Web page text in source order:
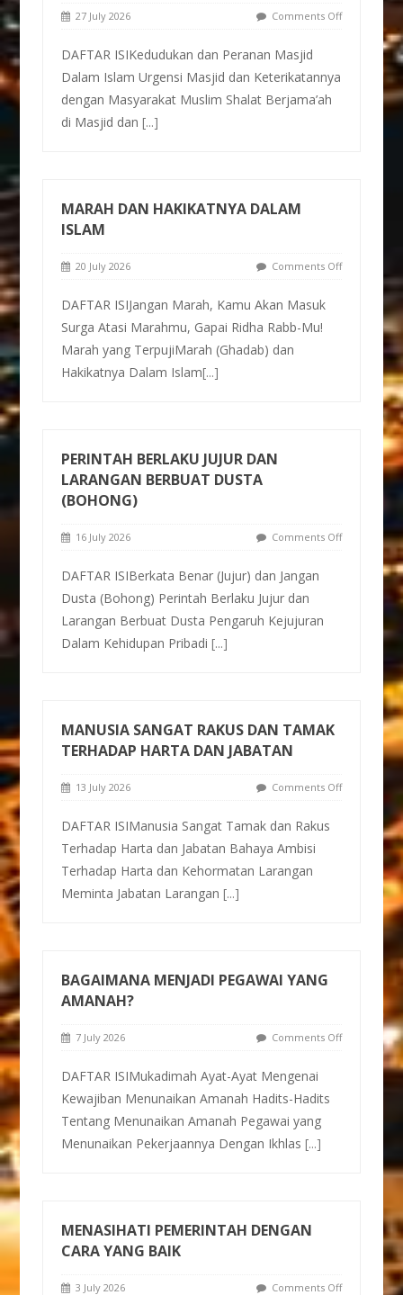
27 July 2026 Comments Off
DAFTAR ISIKedudukan dan Peranan Masjid
Dalam Islam Urgensi Masjid dan Keterikatannya
dengan Masyarakat Muslim Shalat Berjama’ah
di Masjid dan[...]
MARAH DAN HAKIKATNYA DALAM
ISLAM
20 July 2026 Comments Off
DAFTAR ISIJangan Marah, Kamu Akan Masuk
Surga Atasi Marahmu, Gapai Ridha Rabb-Mu!
Marah yang TerpujiMarah (Ghadab) dan
Hakikatnya Dalam Islam[...]
PERINTAH BERLAKU JUJUR DAN
LARANGAN BERBUAT DUSTA
(BOHONG)
16 July 2026 Comments Off
DAFTAR ISIBerkata Benar (Jujur) dan Jangan
Dusta (Bohong) Perintah Berlaku Jujur dan
Larangan Berbuat Dusta Pengaruh Kejujuran
Dalam Kehidupan Pribadi[...]
MANUSIA SANGAT RAKUS DAN TAMAK
TERHADAP HARTA DAN JABATAN
13 July 2026 Comments Off
DAFTAR ISIManusia Sangat Tamak dan Rakus
Terhadap Harta dan Jabatan Bahaya Ambisi
Terhadap Harta dan Kehormatan Larangan
Meminta Jabatan Larangan[...]
BAGAIMANA MENJADI PEGAWAI YANG
AMANAH?
7 July 2026 Comments Off
DAFTAR ISIMukadimah Ayat-Ayat Mengenai
Kewajiban Menunaikan Amanah Hadits-Hadits
Tentang Menunaikan Amanah Pegawai yang
Menunaikan Pekerjaannya Dengan Ikhlas[...]
MENASIHATI PEMERINTAH DENGAN
CARA YANG BAIK
3 July 2026 Comments Off